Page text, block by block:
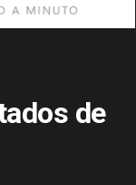
de